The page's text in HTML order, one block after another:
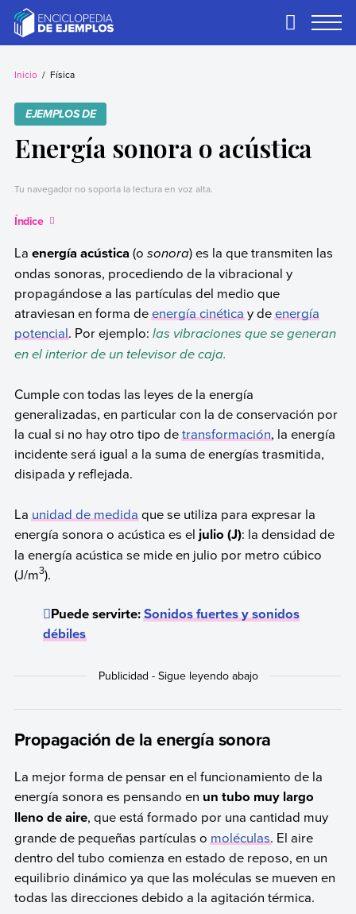
contentEjemplos
Necesitas ejemplos.
Primary
Inicio Física
EJEMPLOS DE
Energía sonora o acústica
Tu navegador no soporta la lectura en voz alta.
Índice
La energía acústica (o sonora) es la que transmiten las
ondas sonoras, procediendo de la vibracional y
propagándose a las partículas del medio que
atraviesan en forma deenergía cinéticay deenergía
potencial. Por ejemplo: las vibraciones que se generan
en el interior de un televisor de caja.
Cumple con todas las leyes de la energía
generalizadas, en particular con la de conservación por
la cual si no hay otro tipo detransformación, la energía
incidente será igual a la suma de energías trasmitida,
disipada y reflejada.
Launidad de medidaque se utiliza para expresar la
energía sonora o acústica es el julio (J): la densidad de
la energía acústica se mide en julio por metro cúbico
(J/m3).
Puede servirte:Sonidos fuertes y sonidos
débiles
Propagación de la energía sonora
La mejor forma de pensar en el funcionamiento de la
energía sonora es pensando en un tubo muy largo
lleno de aire, que está formado por una cantidad muy
grande de pequeñas partículas omoléculas. El aire
dentro del tubo comienza en estado de reposo, en un
equilibrio dinámico ya que las moléculas se mueven en
todas las direcciones debido a la agitación térmica.